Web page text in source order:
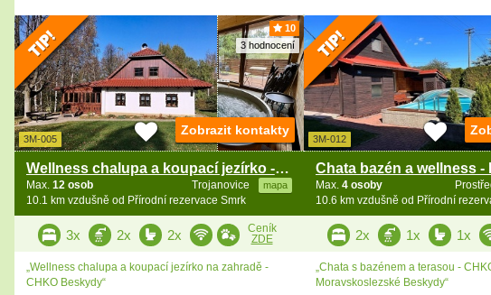
10
3 hodnocení
3M-005
Wellness chalupa a koupací jezírko - Radhošť
Trojanovice mapa
Max. 12 osob
10.1 km vzdušně od Přírodní rezervace Smrk
Zobrazit kontakty
3x 2x 2x
Ceník
ZDE
„Wellness chalupa a koupací jezírko na zahradě -
CHKO Beskydy“
3M-012
Max. 4 osoby
10.6 km vzdušně od Přírodní
2x 1x 1x
„Chata s bazénem a terasou -
Moravskoslezské Beskydy“